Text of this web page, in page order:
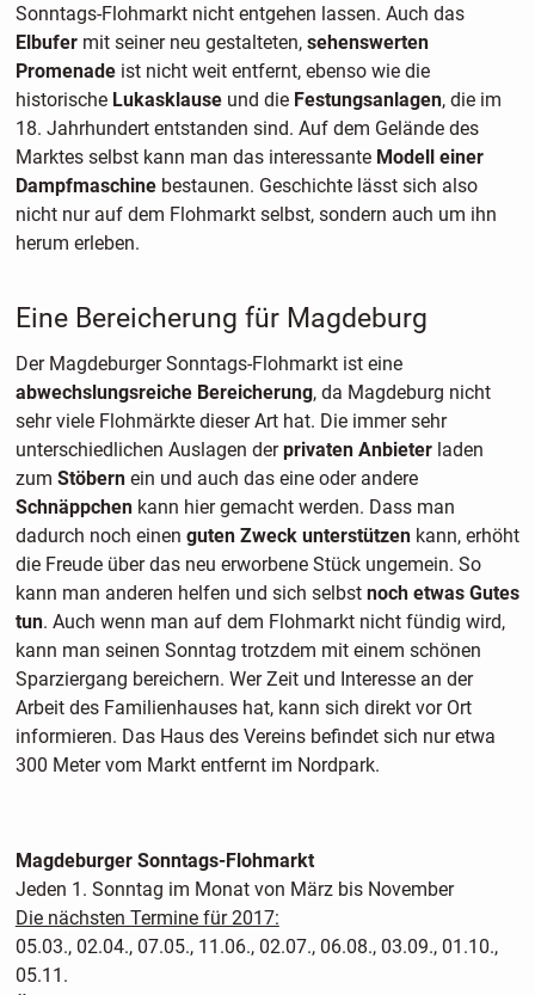
Sonntags-Flohmarkt nicht entgehen lassen. Auch das
Elbufermit seiner neu gestalteten, sehenswerten
Promenadeist nicht weit entfernt, ebenso wie die
historische Lukasklause und die Festungsanlagen, die im
18. Jahrhundert entstanden sind. Auf dem Gelände des
Marktes selbst kann man das interessante Modell einer
Dampfmaschinebestaunen. Geschichte lässt sich also
nicht nur auf dem Flohmarkt selbst, sondern auch um ihn
herum erleben.
Eine Bereicherung für Magdeburg
Der Magdeburger Sonntags-Flohmarkt ist eine
abwechslungsreiche Bereicherung, da Magdeburg nicht
sehr viele Flohmärkte dieser Art hat. Die immer sehr
unterschiedlichen Auslagen derprivaten Anbieterladen
zum Stöbernein und auch das eine oder andere
Schnäppchenkann hier gemacht werden. Dass man
dadurch noch einen guten Zweck unterstützenkann, erhöht
die Freude über das neu erworbene Stück ungemein. So
kann man anderen helfen und sich selbst noch etwas Gutes
tun. Auch wenn man auf dem Flohmarkt nicht fündig wird,
kann man seinen Sonntag trotzdem mit einem schönen
Sparziergang bereichern. Wer Zeit und Interesse an der
Arbeit des Familienhauses hat, kann sich direkt vor Ort
informieren. Das Haus des Vereins befindet sich nur etwa
300 Meter vom Markt entfernt im Nordpark.
Magdeburger Sonntags-Flohmarkt
Jeden 1. Sonntag im Monat von März bis November
Die nächsten Termine für 2017:
05.03., 02.04., 07.05., 11.06., 02.07., 06.08., 03.09., 01.10.,
05.11.